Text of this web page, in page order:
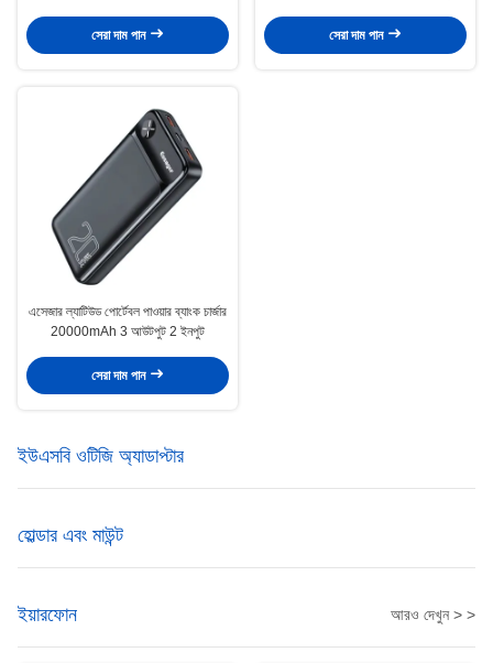
সেরা দাম পান
সেরা দাম পান
এসেজার ল্যাটিউড পোর্টেবল পাওয়ার ব্যাংক চার্জার
20000mAh 3 আউটপুট 2 ইনপুট
সেরা দাম পান
ইউএসবি ওটিজি অ্যাডাপ্টার
হোল্ডার এবং মাউন্ট
ইয়ারফোন আরও দেখুন > >